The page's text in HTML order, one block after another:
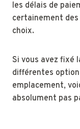
les délais de
certainement
choix.
Si vous avez fixé
différentes
emplacement,
absolument pas